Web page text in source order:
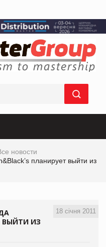
новости
планирует выйти из
18 січня 2011
ВЫЙТИ ИЗ